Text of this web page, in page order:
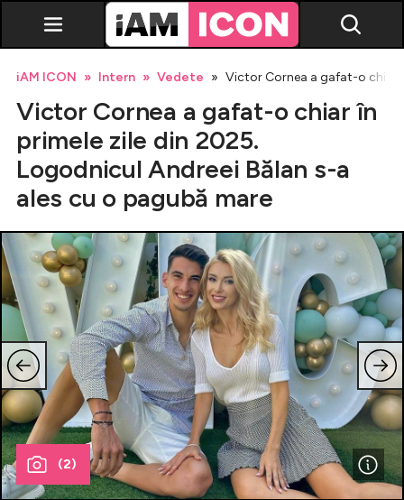
Vedete
Evenimente
Emisiuni TV
Horoscop
Lifestyle
Celebrități
Breaking News
iAM ICON Intern Vedete Victor Cornea a gafat-o chiar
Victor Cornea a gafat-o chiar în
primele zile din 2025.
Logodnicul Andreei Bălan s-a
ales cu o pagubă mare
(2)